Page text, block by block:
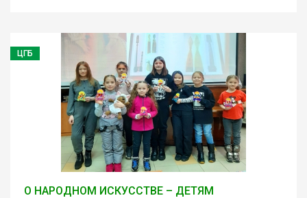
ЦГБ
О НАРОДНОМ ИСКУССТВЕ – ДЕТЯМ